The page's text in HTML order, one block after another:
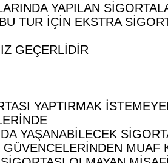
YAPILAN
TUR İÇİN EKSTRA
GEÇERLİDİR
YAPTIRMAK
YAŞANABİLECEK
MUAF